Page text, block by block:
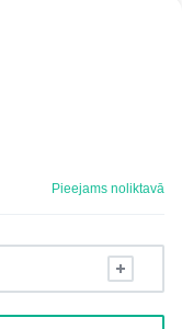
Pieejams noliktavā